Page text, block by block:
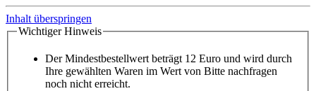
Inhalt überspringen
Wichtiger Hinweis
Der Mindestbestellwert beträgt 12 Euro und wird durch
Ihre gewählten Waren im Wert von Bitte nachfragen
noch nicht erreicht.